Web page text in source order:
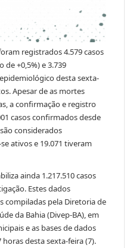
registrados 4.579 casos
de +0,5%) e 3.739
desta sexta-
Apesar de as mortes
a confirmação e registro
casos confirmados desde
considerados
ativos e 19.071 tiveram
ainda 1.217.510 casos
Estes dados
compiladas pela Diretoria de
da Bahia (Divep-BA), em
e as bases de dados
desta sexta-feira (7).